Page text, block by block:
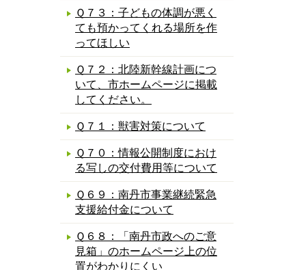
Ｑ７３：子どもの体調が悪く
ても預かってくれる場所を作
ってほしい
Ｑ７２：北陸新幹線計画につ
いて、市ホームページに掲載
してください。
Ｑ７１：獣害対策について
Ｑ７０：情報公開制度におけ
る写しの交付費用等について
Ｑ６９：南丹市事業継続緊急
支援給付金について
Ｑ６８：「南丹市政へのご意
見箱」のホームページ上の位
置がわかりにくい